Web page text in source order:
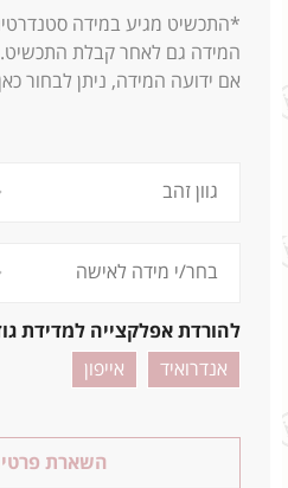
*התכשיט מגיע במידה סטנדרטית
המידה גם לאחר קבלת התכשיט.
אם ידועה המידה, ניתן לבחור
להורדת אפלקצייה למדידת
אנדרואיד
אייפון
השארת